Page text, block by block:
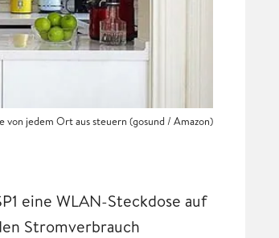
von jedem Ort aus steuern (gosund / Amazon)
eine WLAN-Steckdose auf
Stromverbrauch